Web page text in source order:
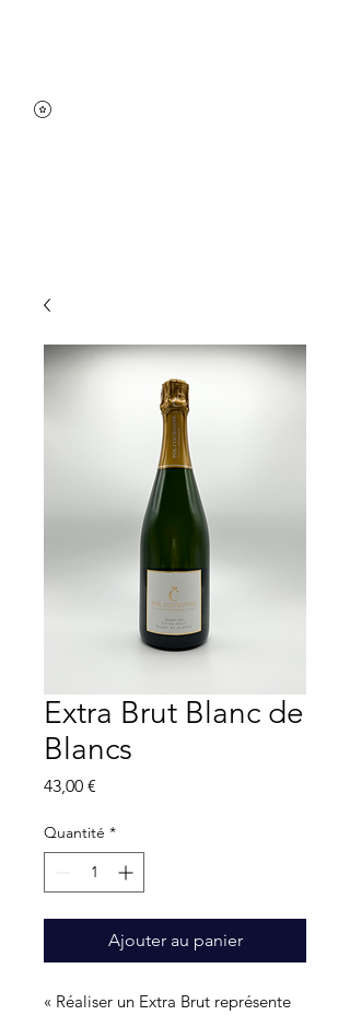
Extra Brut Blanc de
Blancs
43,00 €
Quantité *
Ajouter au panier
« Réaliser un Extra Brut représente